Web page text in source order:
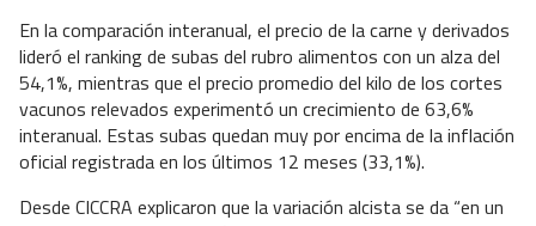
En la comparación interanual, el precio de la carne y derivados
lideró el ranking de subas del rubro alimentos con un alza del
54,1%, mientras que el precio promedio del kilo de los cortes
vacunos relevados experimentó un crecimiento de 63,6%
interanual. Estas subas quedan muy por encima de la inflación
oficial registrada en los últimos 12 meses (33,1%).
Desde CICCRA explicaron que la variación alcista se da “en un